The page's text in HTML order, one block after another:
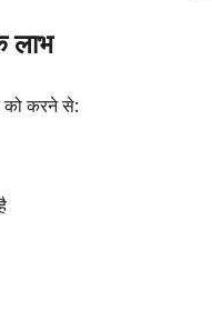
लाभ
को करने से: